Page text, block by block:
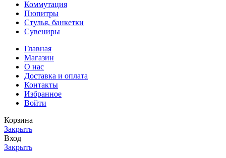
Коммутация
Пюпитры
Стулья, банкетки
Сувениры
Главная
Магазин
О нас
Доставка и оплата
Контакты
Избранное
Войти
Корзина
Закрыть
Вход
Закрыть